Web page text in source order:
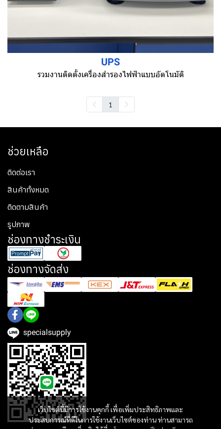
UPS
รวมงานติดตั้งเครื่องสำรองไฟฟ้าแบบอัตโนมัติ
1
เว็บไซต์นี้มีการใช้งานคุกกี้ เพื่อเพิ่มประสิทธิภาพและ
ประสบการณ์ที่ดีในการใช้งานเว็บไซต์ของท่าน ท่านสามารถ
ช่วยเหลือ
ติดต่อเรา
สินค้าทั้งหมด
ติดตามสินค้า
รูปภาพ
ช่องทางชำระเงิน
ช่องทางจัดส่ง
specialsupply